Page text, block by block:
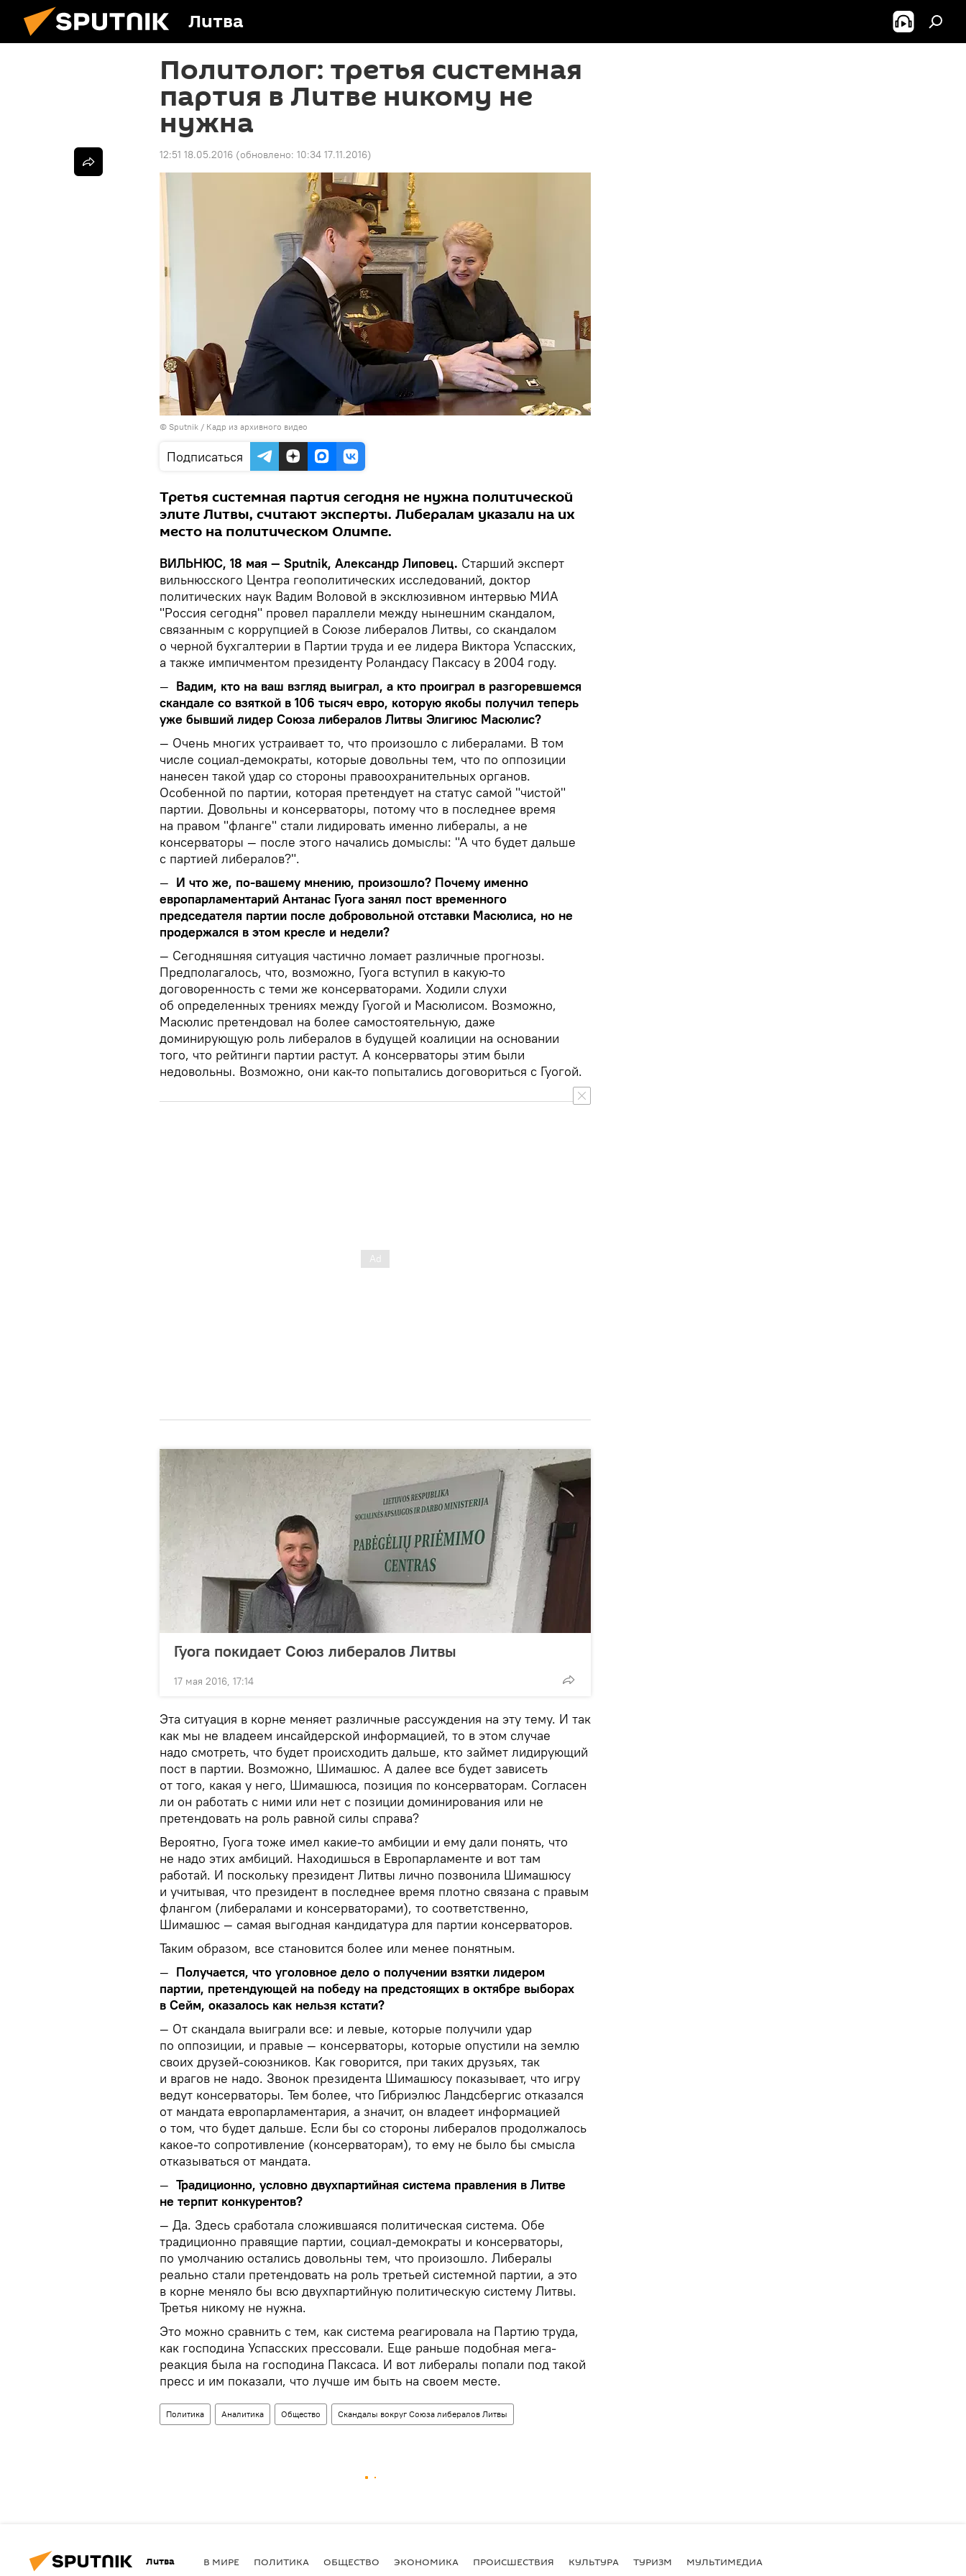
Литва
Политолог: третья системная
партия в Литве никому не
нужна
12:51 18.05.2016 (обновлено: 10:34 17.11.2016)
© Sputnik / Кадр из архивного видео
Подписаться
Третья системная партия сегодня не нужна политической
элите Литвы, считают эксперты. Либералам указали на их
место на политическом Олимпе.
ВИЛЬНЮС, 18 мая — Sputnik, Александр Липовец. Старший эксперт
вильнюсского Центра геополитических исследований, доктор
политических наук Вадим Воловой в эксклюзивном интервью МИА
"Россия сегодня" провел параллели между нынешним скандалом,
связанным с коррупцией в Союзе либералов Литвы, со скандалом
о черной бухгалтерии в Партии труда и ее лидера Виктора Успасских,
а также импичментом президенту Роландасу Паксасу в 2004 году.
— Вадим, кто на ваш взгляд выиграл, а кто проиграл в разгоревшемся
скандале со взяткой в 106 тысяч евро, которую якобы получил теперь
уже бывший лидер Союза либералов Литвы Элигиюс Масюлис?
— Очень многих устраивает то, что произошло с либералами. В том
числе социал-демократы, которые довольны тем, что по оппозиции
нанесен такой удар со стороны правоохранительных органов.
Особенной по партии, которая претендует на статус самой "чистой"
партии. Довольны и консерваторы, потому что в последнее время
на правом "фланге" стали лидировать именно либералы, а не
консерваторы — после этого начались домыслы: "А что будет дальше
с партией либералов?".
— И что же, по-вашему мнению, произошло? Почему именно
европарламентарий Антанас Гуога занял пост временного
председателя партии после добровольной отставки Масюлиса, но не
продержался в этом кресле и недели?
— Сегодняшняя ситуация частично ломает различные прогнозы.
Предполагалось, что, возможно, Гуога вступил в какую-то
договоренность с теми же консерваторами. Ходили слухи
об определенных трениях между Гуогой и Масюлисом. Возможно,
Масюлис претендовал на более самостоятельную, даже
доминирующую роль либералов в будущей коалиции на основании
того, что рейтинги партии растут. А консерваторы этим были
недовольны. Возможно, они как-то попытались договориться с Гуогой.
Гуога покидает Союз либералов Литвы
17 мая 2016, 17:14
Эта ситуация в корне меняет различные рассуждения на эту тему. И так
как мы не владеем инсайдерской информацией, то в этом случае
надо смотреть, что будет происходить дальше, кто займет лидирующий
пост в партии. Возможно, Шимашюс. А далее все будет зависеть
от того, какая у него, Шимашюса, позиция по консерваторам. Согласен
ли он работать с ними или нет с позиции доминирования или не
претендовать на роль равной силы справа?
Вероятно, Гуога тоже имел какие-то амбиции и ему дали понять, что
не надо этих амбиций. Находишься в Европарламенте и вот там
работай. И поскольку президент Литвы лично позвонила Шимашюсу
и учитывая, что президент в последнее время плотно связана с правым
флангом (либералами и консерваторами), то соответственно,
Шимашюс — самая выгодная кандидатура для партии консерваторов.
Таким образом, все становится более или менее понятным.
— Получается, что уголовное дело о получении взятки лидером
партии, претендующей на победу на предстоящих в октябре выборах
в Сейм, оказалось как нельзя кстати?
— От скандала выиграли все: и левые, которые получили удар
по оппозиции, и правые — консерваторы, которые опустили на землю
своих друзей-союзников. Как говорится, при таких друзьях, так
и врагов не надо. Звонок президента Шимашюсу показывает, что игру
ведут консерваторы. Тем более, что Гибриэлюс Ландсбергис отказался
от мандата европарламентария, а значит, он владеет информацией
о том, что будет дальше. Если бы со стороны либералов продолжалось
какое-то сопротивление (консерваторам), то ему не было бы смысла
отказываться от мандата.
— Традиционно, условно двухпартийная система правления в Литве
не терпит конкурентов?
— Да. Здесь сработала сложившаяся политическая система. Обе
традиционно правящие партии, социал-демократы и консерваторы,
по умолчанию остались довольны тем, что произошло. Либералы
реально стали претендовать на роль третьей системной партии, а это
в корне меняло бы всю двухпартийную политическую систему Литвы.
Третья никому не нужна.
Это можно сравнить с тем, как система реагировала на Партию труда,
как господина Успасских прессовали. Еще раньше подобная мега-
реакция была на господина Паксаса. И вот либералы попали под такой
пресс и им показали, что лучше им быть на своем месте.
Политика Аналитика Общество Скандалы вокруг Союза либералов Литвы
Литва В МИРЕ ПОЛИТИКА ОБЩЕСТВО ЭКОНОМИКА ПРОИСШЕСТВИЯ КУЛЬТУРА ТУРИЗМ МУЛЬТИМЕДИА